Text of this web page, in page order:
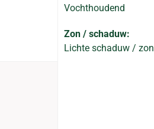
Vochthoudend
Zon / schaduw:
Lichte schaduw / zon